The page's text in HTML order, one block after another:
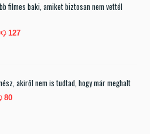
filmes baki, amiket biztosan nem vettél
127
akiről nem is tudtad, hogy már meghalt
80